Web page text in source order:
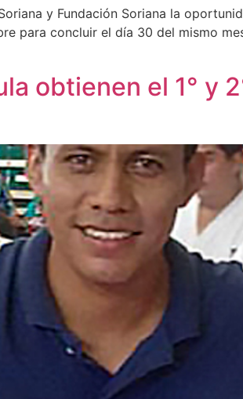
y Fundación Soriana la
para concluir el día 30 del mismo
obtienen el 1° y